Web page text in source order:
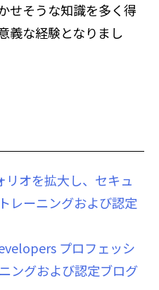
せそうな知識を多く得
義な経験となりまし
リオを拡大し、セキュ
レーニングおよび認定
プロフェッシ
ングおよび認定ブログ